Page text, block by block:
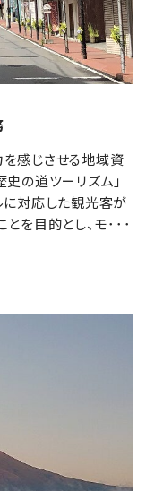
感じさせる地域資
の道ツーリズム」
に対応した観光客が
を目的とし、モ･･･